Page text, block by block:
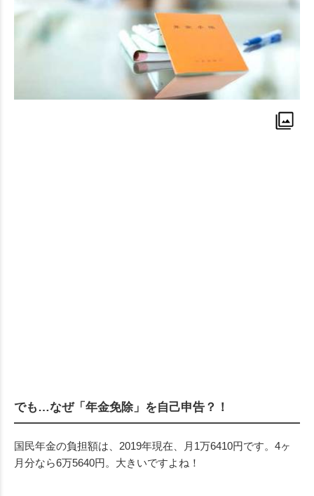
でも…なぜ「年金免除」を自己申告？！
国民年金の負担額は、2019年現在、月1万6410円です。4ヶ
月分なら6万5640円。大きいですよね！